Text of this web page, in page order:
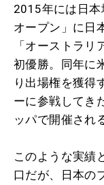
2015年には日
オープン」に日
「オーストラ
初優勝。同年に
り出場権を獲得
ーに参戦してき
ッパで開催され
このような実績
口だが、日本の